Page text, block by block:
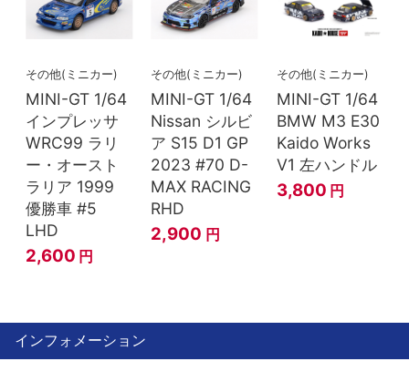
その他(ミニカー)
MINI-GT 1/64
インプレッサ
WRC99 ラリ
ー・オースト
ラリア 1999
優勝車 #5
LHD
2,600 円
その他(ミニカー)
MINI-GT 1/64
Nissan シルビ
ア S15 D1 GP
2023 #70 D-
MAX RACING
RHD
2,900 円
その他(ミニカー)
MINI-GT 1/64
BMW M3 E30
Kaido Works
V1 左ハンドル
3,800 円
インフォメーション